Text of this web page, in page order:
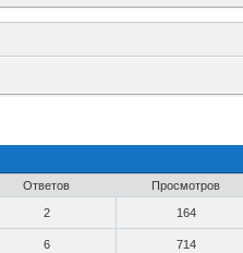
Ответов Просмотров
2 164
6 714